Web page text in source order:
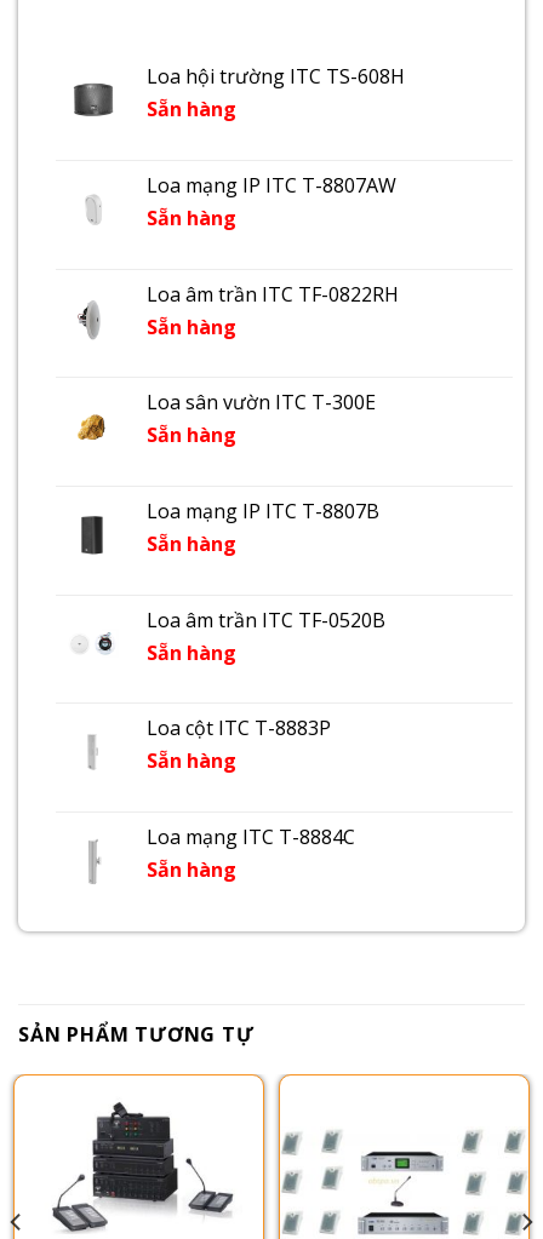
Loa hội trường ITC TS-608H
Sẵn hàng
Loa mạng IP ITC T-8807AW
Sẵn hàng
Loa âm trần ITC TF-0822RH
Sẵn hàng
Loa sân vườn ITC T-300E
Sẵn hàng
Loa mạng IP ITC T-8807B
Sẵn hàng
Loa âm trần ITC TF-0520B
Sẵn hàng
Loa cột ITC T-8883P
Sẵn hàng
Loa mạng ITC T-8884C
Sẵn hàng
SẢN PHẨM TƯƠNG TỰ